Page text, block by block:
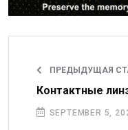
ПРЕДЫДУЩАЯ
Контактные
SEPTEMBER 5,